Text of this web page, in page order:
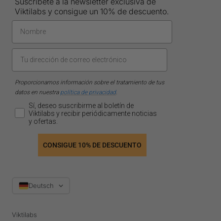
Viktilabs y consigue un 10% de descuento.
Proporcionamos información sobre el tratamiento de tus
datos en nuestra política de privacidad.
Sí, deseo suscribirme al boletín de
Viktilabs y recibir periódicamente noticias
y ofertas.
CONSIGUE 10% DE DESCUENTO
SpracheDeutsch
Viktilabs